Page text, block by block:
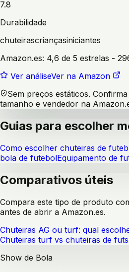
7.8
Durabilidade
chuteirascriançasiniciantes
Amazon.es: 4,6 de 5 estrelas -
Ver análiseVer na Amazon
Sem preços estáticos.
tamanho e vendedor na
Guias para escolher
Como escolher chuteiras de
bola de futebolEquipamento de
Comparativos úteis
Compara este tipo de produto
antes de abrir a Amazon.es.
Chuteiras AG ou turf: qual
Chuteiras turf vs chuteiras de
Show de Bola